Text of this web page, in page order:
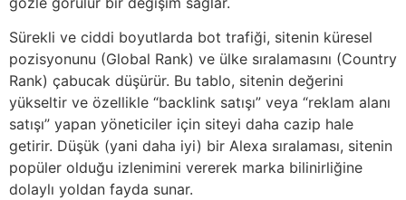
Sürekli ve ciddi boyutlarda bot trafiği, sitenin küresel
pozisyonunu (Global Rank) ve ülke sıralamasını (Country
Rank) çabucak düşürür. Bu tablo, sitenin değerini
yükseltir ve özellikle “backlink satışı” veya “reklam alanı
satışı” yapan yöneticiler için siteyi daha cazip hale
getirir. Düşük (yani daha iyi) bir Alexa sıralaması, sitenin
popüler olduğu izlenimini vererek marka bilinirliğine
dolaylı yoldan fayda sunar.